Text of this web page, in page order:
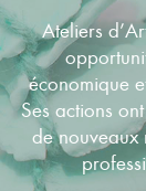
Ateliers
économique
Ses actions
de nouveaux